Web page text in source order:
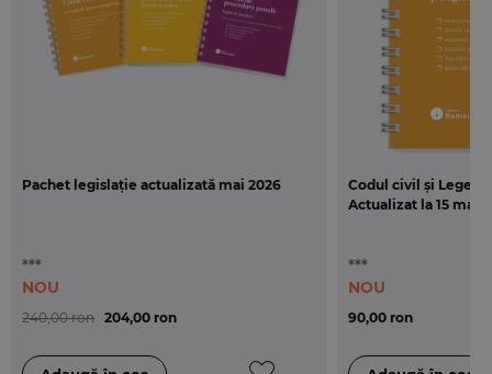
Pachet legislație actualizată mai 2026
***
240,00 ron 204,00 ron
NOU
Codul civil și Legea
Actualizat la 15 mai
***
90,00 ron
NOU